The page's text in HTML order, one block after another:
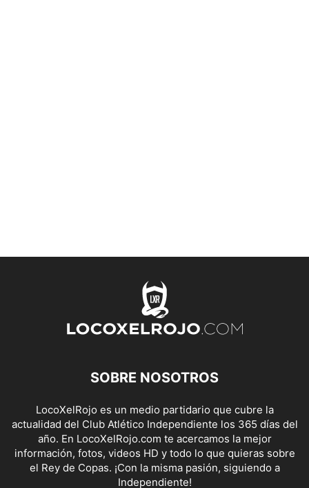
SOBRE NOSOTROS
LocoXelRojo es un medio partidario que cubre la
actualidad del Club Atlético Independiente los 365 días del
año. En LocoXelRojo.com te acercamos la mejor
información, fotos, videos HD y todo lo que quieras sobre
el Rey de Copas. ¡Con la misma pasión, siguiendo a
Independiente!